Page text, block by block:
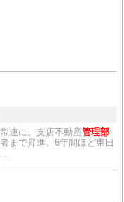
連に。支店不動産管理部
まで昇進。6年間ほど東日